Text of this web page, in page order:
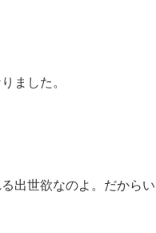
ました。
出世欲なのよ。だからい